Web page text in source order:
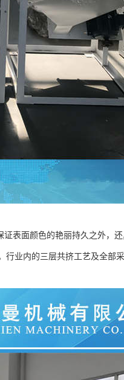
表面颜色的艳丽持久之外，
行业内的三层共挤工艺及全部